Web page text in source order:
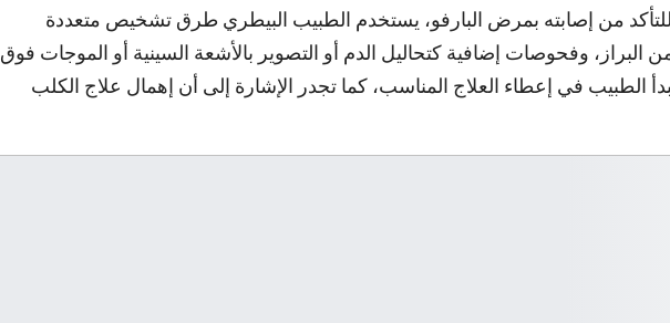
للتأكد من إصابته بمرض البارفو، يستخدم الطبيب البيطري طرق تشخيص متعددة
وفحوصات إضافية كتحاليل الدم أو التصوير بالأشعة السينية أو الموجات فوق
يبدأ الطبيب في إعطاء العلاج المناسب، كما تجدر الإشارة إلى أن إهمال علاج الكلب